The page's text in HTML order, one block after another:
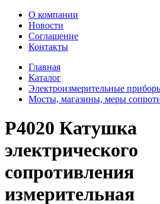
О компании
Новости
Соглашение
Контакты
Главная
Каталог
Электроизмерительные
Мосты, магазины, меры
Р4020 Катушка
электрического
сопротивления
измерительная